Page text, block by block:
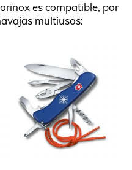
es compatible, por
multiusos: